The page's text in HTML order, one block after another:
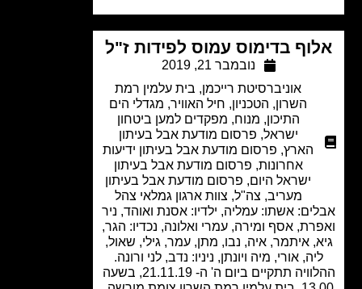
בדימוס עמוס לפידות ז"ל
נובמבר 21, 2019
אוניברסיטת רייכמן,בית עלמין רמת
הטכניון,חיל האוויר, מגדלי הים
מנוח,מפקדים למען ביטחון
ישראל
פרסום מודעת אבל בעיתון
הארץ,
פרסום מודעת אבל בעיתון ידיעות
אחרונות,פרסום מודעת אבל בעיתון
ישראל היום,פרסום מודעת אבל בעיתון
צה"ל,צוות ארגון גמלאי צהל
אשתו: עמליה, ילדיו: אסנת ואוהד, ניר
אסף ומירה, עמרי ואלונה, נכדיו: הגר,
איתמר, איה, נבו, מתן, עמר, גילי, שאול,
אורי, מיה ויונתן, ניניו: נדב, לני ורונה.
ההלוויה תתקיים ביום ה' ה- 21.11.19, בשעה